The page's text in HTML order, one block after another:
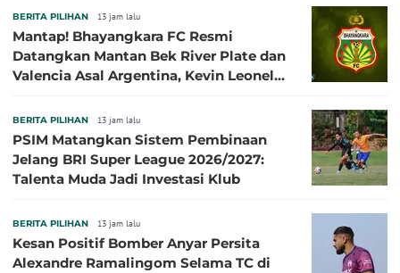
BERITA PILIHAN 13 jam lalu
Mantap! Bhayangkara FC Resmi
Datangkan Mantan Bek River Plate dan
Valencia Asal Argentina, Kevin Leonel
BERITA PILIHAN 13 jam lalu
PSIM Matangkan Sistem Pembinaan
Jelang BRI Super League 2026/2027:
Talenta Muda Jadi Investasi Klub
BERITA PILIHAN 13 jam lalu
Kesan Positif Bomber Anyar Persita
Alexandre Ramalingom Selama TC di